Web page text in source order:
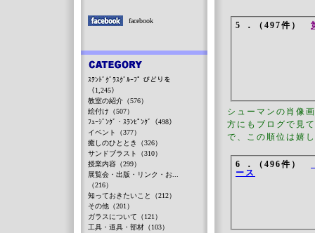
5 ．（497件）
シューマンの肖像
方にもブログで見
で、この順位は嬉
6 ．（496件）
ース
facebook
ｽﾃﾝﾄﾞｸﾞﾗｽｸﾞﾙｰﾌﾟ びどりを
（1,245）
教室の紹介（576）
絵付け（507）
ﾌｭｰｼﾞﾝｸﾞ・ｽﾗﾝﾋﾟﾝｸﾞ（498）
イベント（377）
癒しのひととき（326）
サンドブラスト（310）
授業内容（299）
展覧会・出版・リンク・お...
（216）
知っておきたいこと（212）
その他（201）
ガラスについて（121）
工具・道具・部材（103）